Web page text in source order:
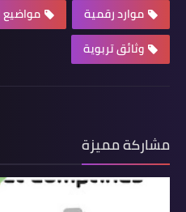
موارد رقمية
مواضيع
وثائق تربوية
مشاركة مميزة